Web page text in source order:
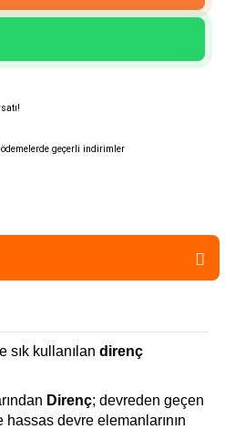
geçerli indirimler
sık kullanılan direnç
Direnç; devreden geçen
hassas devre elemanlarının